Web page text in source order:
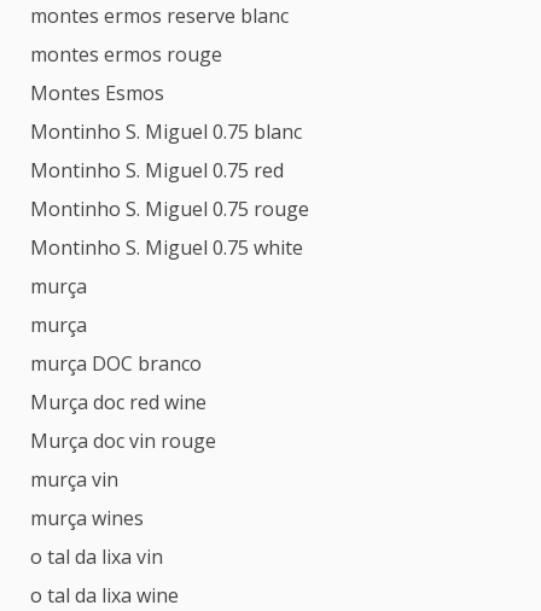
montes ermos reserve blanc
montes ermos rouge
Montes Esmos
Montinho S. Miguel 0.75 blanc
Montinho S. Miguel 0.75 red
Montinho S. Miguel 0.75 rouge
Montinho S. Miguel 0.75 white
murça
murça
murça DOC branco
Murça doc red wine
Murça doc vin rouge
murça vin
murça wines
o tal da lixa vin
o tal da lixa wine